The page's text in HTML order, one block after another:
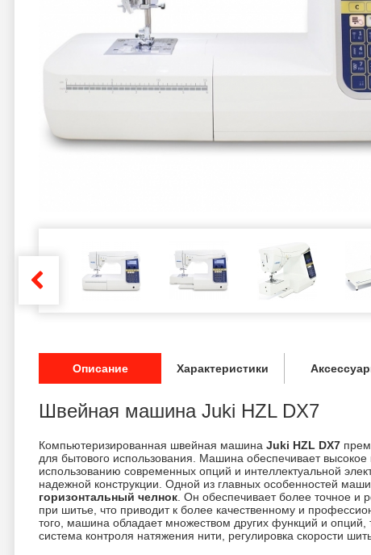
Описание Характеристики
Швейная машина Juki HZL DX7
Компьютеризированная швейная машина Juki HZL DX7
для бытового использования. Машина обеспечивает высокое
использованию современных опций и интеллектуальной
надежной конструкции. Одной из главных особенностей
горизонтальный челнок . Он обеспечивает более точное и
при шитье, что приводит к более качественному и
того, машина обладает множеством других функций и опций,
система контроля натяжения нити, регулировка скорости